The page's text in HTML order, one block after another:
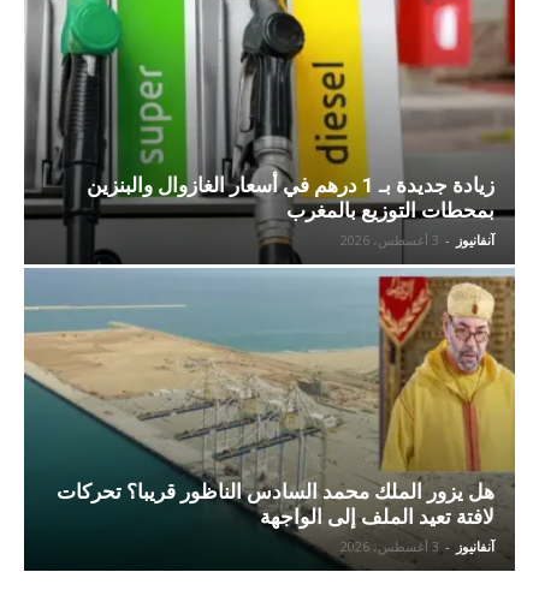
زيادة جديدة بـ 1 درهم في أسعار الغازوال والبنزين
بمحطات التوزيع بالمغرب
آنفانيوز - 3 أغسطس، 2026
هل يزور الملك محمد السادس الناظور قريبا؟ تحركات
لافتة تعيد الملف إلى الواجهة
آنفانيوز - 3 أغسطس، 2026